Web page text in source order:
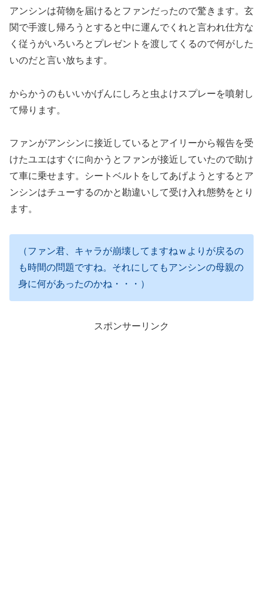
アンシンは荷物を届けるとファンだったので驚きます。玄
関で手渡し帰ろうとすると中に運んでくれと言われ仕方な
く従うがいろいろとプレゼントを渡してくるので何がした
いのだと言い放ちます。
からかうのもいいかげんにしろと虫よけスプレーを噴射し
て帰ります。
ファンがアンシンに接近しているとアイリーから報告を受
けたユエはすぐに向かうとファンが接近していたので助け
て車に乗せます。シートベルトをしてあげようとするとア
ンシンはチューするのかと勘違いして受け入れ態勢をとり
ます。
（ファン君、キャラが崩壊してますねｗよりが戻るの
も時間の問題ですね。それにしてもアンシンの母親の
身に何があったのかね・・・）
スポンサーリンク